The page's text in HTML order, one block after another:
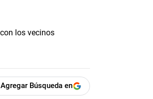
Agregar Búsqueda en